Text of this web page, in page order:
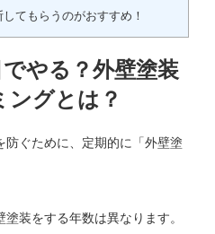
てもらうのがおすすめ！
やる？外壁塗装
ングとは？
ぐために、定期的に「外壁塗
装をする年数は異なります。